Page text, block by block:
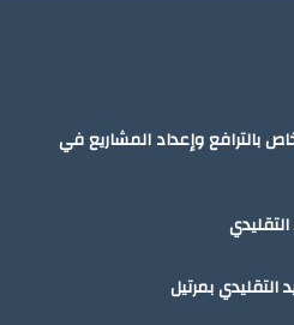
وإعداد المشاريع في
بمرتيل